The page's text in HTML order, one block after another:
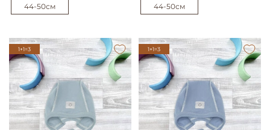
44-50см 44-50см
1+1=3 1+1=3